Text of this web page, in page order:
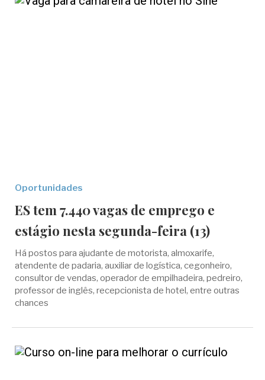
Oportunidades
ES tem 7.440 vagas de emprego e
estágio nesta segunda-feira (13)
Há postos para ajudante de motorista, almoxarife,
atendente de padaria, auxiliar de logística, cegonheiro,
consultor de vendas, operador de empilhadeira, pedreiro,
professor de inglês, recepcionista de hotel, entre outras
chances